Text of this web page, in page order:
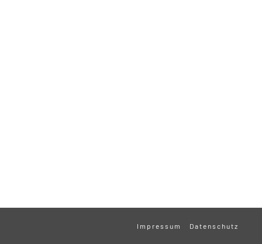
Impressum Datenschutz